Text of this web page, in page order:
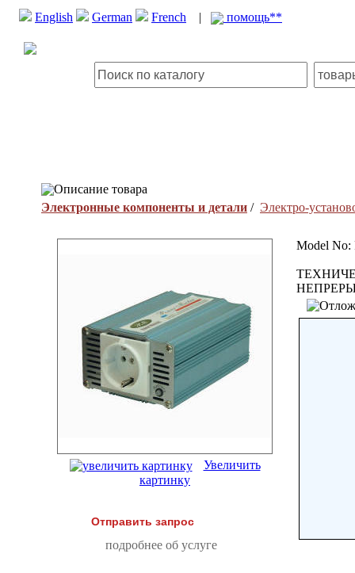
English German French | помощь**
Описание товара
Электронные компоненты и детали / Электро-
Увеличить
картинку
Отправить запрос
подробнее об услуге
Model